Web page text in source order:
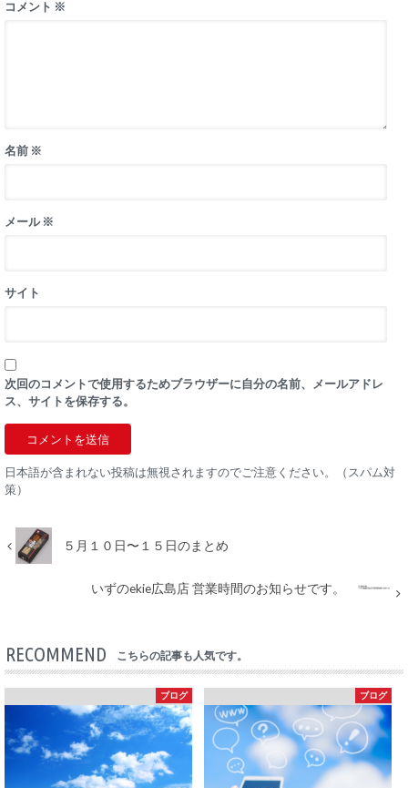
コメント ※
名前 ※
メール※
サイト
次回のコメントで使用するためブラウザーに自分の名前、メールアドレ
ス、サイトを保存する。
日本語が含まれない投稿は無視されますのでご注意ください。（スパム対
策）
５月１０日〜１５日のまとめ
いずのekie広島店 営業時間のお知らせです。
RECOMMEND こちらの記事も人気です。
ブログ ブログ